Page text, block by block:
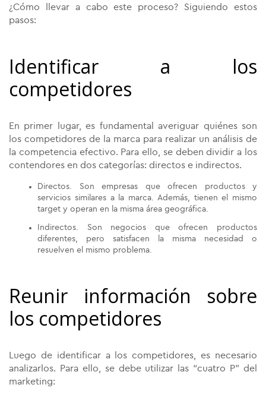
¿Cómo llevar a cabo este proceso? Siguiendo estos
pasos:
Identificar a los
competidores
En primer lugar, es fundamental averiguar quiénes son
los competidores de la marca para realizar un análisis de
la competencia efectivo. Para ello, se deben dividir a los
contendores en dos categorías: directos e indirectos.
Directos. Son empresas que ofrecen productos y
servicios similares a la marca. Además, tienen el mismo
target y operan en la misma área geográfica.
Indirectos. Son negocios que ofrecen productos
diferentes, pero satisfacen la misma necesidad o
resuelven el mismo problema.
Reunir información sobre
los competidores
Luego de identificar a los competidores, es necesario
analizarlos. Para ello, se debe utilizar las “cuatro P” del
marketing: